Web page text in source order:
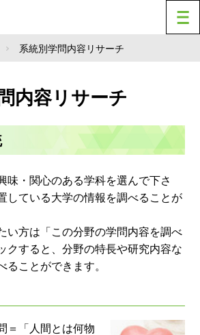
系統別学問内容リサーチ
内容リサーチ
味・関心のある学科を選んで下さ
している大学の情報を調べることが
い方は「この分野の学問内容を調べ
クすると、分野の特長や研究内容な
ることができます。
＝「人間とは何物